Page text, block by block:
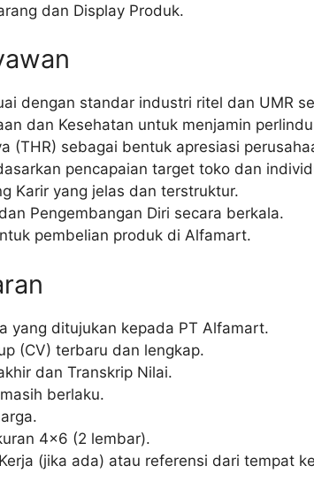
dan Display Produk.
dengan standar industri ritel dan UMR
dan Kesehatan untuk menjamin
(THR) sebagai bentuk apresiasi
pencapaian target toko dan
Karir yang jelas dan terstruktur.
Pengembangan Diri secara berkala.
pembelian produk di Alfamart.
yang ditujukan kepada PT Alfamart.
(CV) terbaru dan lengkap.
dan Transkrip Nilai.
berlaku.
4×6 (2 lembar).
(jika ada) atau referensi dari tempat